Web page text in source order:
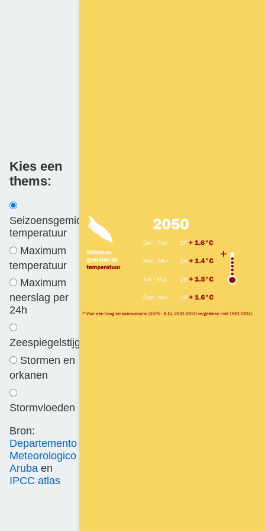
Kies een
thems:
Seizoensgemiddelde
temperatuur
Maximum
temperatuur
Maximum
neerslag per
24h
Zeespiegelstijging
Stormen en
orkanen
Stormvloeden
Bron:
Departemento
Meteorologico
Aruba en
IPCC atlas